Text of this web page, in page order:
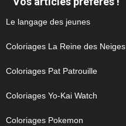
Le langage des jeunes
Coloriages La Reine des Neiges
Coloriages Pat Patrouille
Coloriages Yo-Kai Watch
Coloriages Pokemon